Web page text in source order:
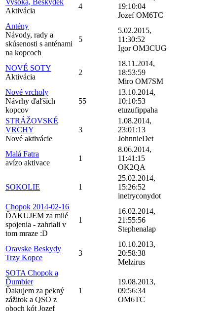
Aktivácia
4
19:10:04
Jozef OM6TC
Antény
Návody, rady a
skúsenosti s anténami
na kopcoch
5
5.02.2015,
11:30:52
Igor OM3CUG
NOVÉ SOTY
Aktivácia
2
18.11.2014,
18:53:59
Miro OM7SM
Nové vrcholy
Návrhy ďaľších
kopcov
55
13.10.2014,
10:10:53
etuzufippaha
STRÁŽOVSKÉ
VRCHY
Nové aktivácie
3
1.08.2014,
23:01:13
JohnnieDet
Malá Fatra
avízo aktivace
1
8.06.2014,
11:41:15
OK2QA
SOKOLIE 1
25.02.2014,
15:26:52
inetryconydot
Chopok 2014-02-16
ĎAKUJEM za milé
spojenia - zahriali v
tom mraze :D
1
16.02.2014,
21:55:56
Stephenalap
Oravske Beskydy
Trzy Kopce
3
10.10.2013,
20:58:38
Melzirus
SOTA Chopok a
Ďumbier
Ďakujem za pekný
zážitok a QSO z
oboch kót Jozef
1
19.08.2013,
09:56:34
OM6TC